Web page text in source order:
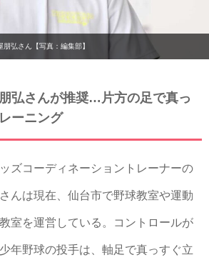
弘さん【写真：編集部】
弘さんが推奨…片方の足で真っ
ーニング
ズコーディネーショントレーナーの
んは現在、仙台市で野球教室や運動
室を運営している。コントロールが
年野球の投手は、軸足で真っすぐ立